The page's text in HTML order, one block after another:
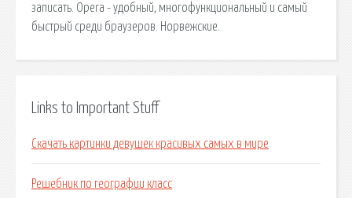
записать. Opera - удобный, многофункциональный и самый
быстрый среди браузеров. Норвежские.
Links to Important Stuff
Скачать картинки девушек красивых самых в мире
Решебник по географии класс